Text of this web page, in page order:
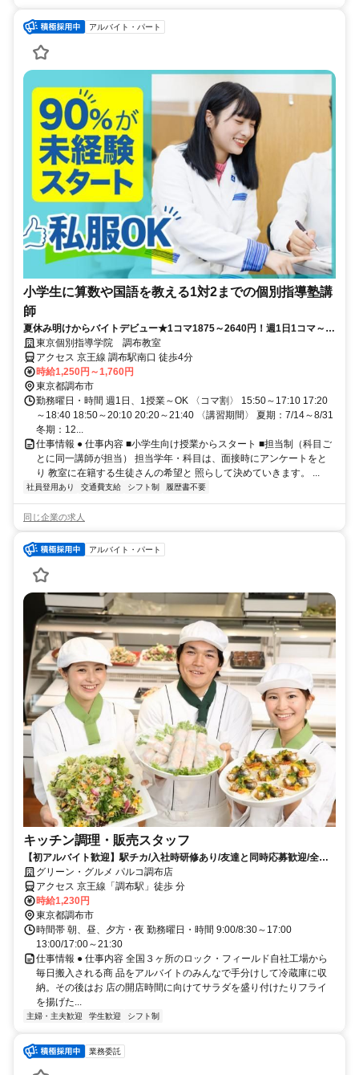
アルバイト・パート
小学生に算数や国語を教える1対2までの個別指導塾講
師
夏休み明けからバイトデビュー★1コマ1875～2640円！週1日1コマ～私
服でok◎
東京個別指導学院 調布教室
アクセス 京王線 調布駅南口 徒歩4分
時給1,250円～1,760円
東京都調布市
勤務曜日・時間 週1日、1授業～OK 〈コマ割〉 15:50～17:10 17:20
～18:40 18:50～20:10 20:20～21:40 〈講習期間〉 夏期：7/14～8/31
冬期：12...
仕事情報 ● 仕事内容 ■小学生向け授業からスタート ■担当制（科目ご
とに同一講師が担当） 担当学年・科目は、面接時にアンケートをと
り 教室に在籍する生徒さんの希望と 照らして決めていきます。 ...
社員登用あり 交通費支給 シフト制 履歴書不要
同じ企業の求人
アルバイト・パート
キッチン調理・販売スタッフ
【初アルバイト歓迎】駅チカ/入社時研修あり/友達と同時応募歓迎/全国
展開の惣菜店
グリーン・グルメ パルコ調布店
アクセス 京王線「調布駅」徒歩 分
時給1,230円
東京都調布市
時間帯 朝、昼、夕方・夜 勤務曜日・時間 9:00/8:30～17:00
13:00/17:00～21:30
仕事情報 ● 仕事内容 全国３ヶ所のロック・フィールド自社工場から
毎日搬入される商 品をアルバイトのみんなで手分けして冷蔵庫に収
納。その後はお 店の開店時間に向けてサラダを盛り付けたりフライ
を揚げた...
主婦・主夫歓迎 学生歓迎 シフト制
業務委託